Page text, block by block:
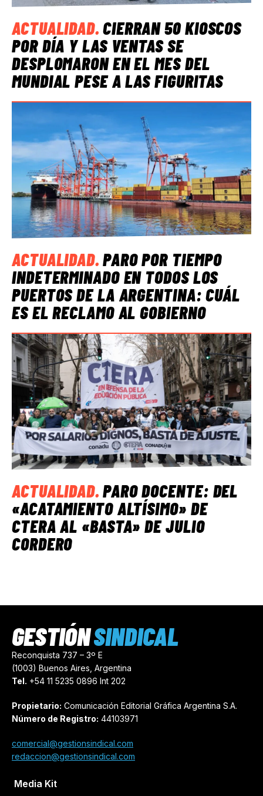
ACTUALIDAD.CIERRAN 50 KIOSCOS
POR DÍA Y LAS VENTAS SE
DESPLOMARON EN EL MES DEL
MUNDIAL PESE A LAS FIGURITAS
ACTUALIDAD.PARO POR TIEMPO
INDETERMINADO EN TODOS LOS
PUERTOS DE LA ARGENTINA: CUÁL
ES EL RECLAMO AL GOBIERNO
ACTUALIDAD.PARO DOCENTE: DEL
«ACATAMIENTO ALTÍSIMO» DE
CTERA AL «BASTA» DE JULIO
CORDERO
Reconquista 737 – 3º E
(1003) Buenos Aires, Argentina
Tel. +54 11 5235 0896 Int 202
Propietario: Comunicación Editorial Gráfica Argentina S.A.
Número de Registro: 44103971
comercial@gestionsindical.com
redaccion@gestionsindical.com
Media Kit
GESTIÓNSINDICAL